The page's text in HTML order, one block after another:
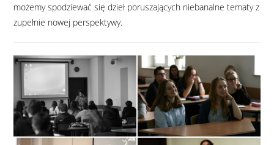
możemy spodziewać się dzieł poruszających niebanalne tematy z
zupełnie nowej perspektywy.